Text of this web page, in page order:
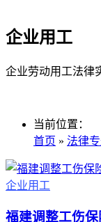
企业用工
企业劳动用工法律
当前位置：
首页 » 法律
企业用工
福建调整工伤